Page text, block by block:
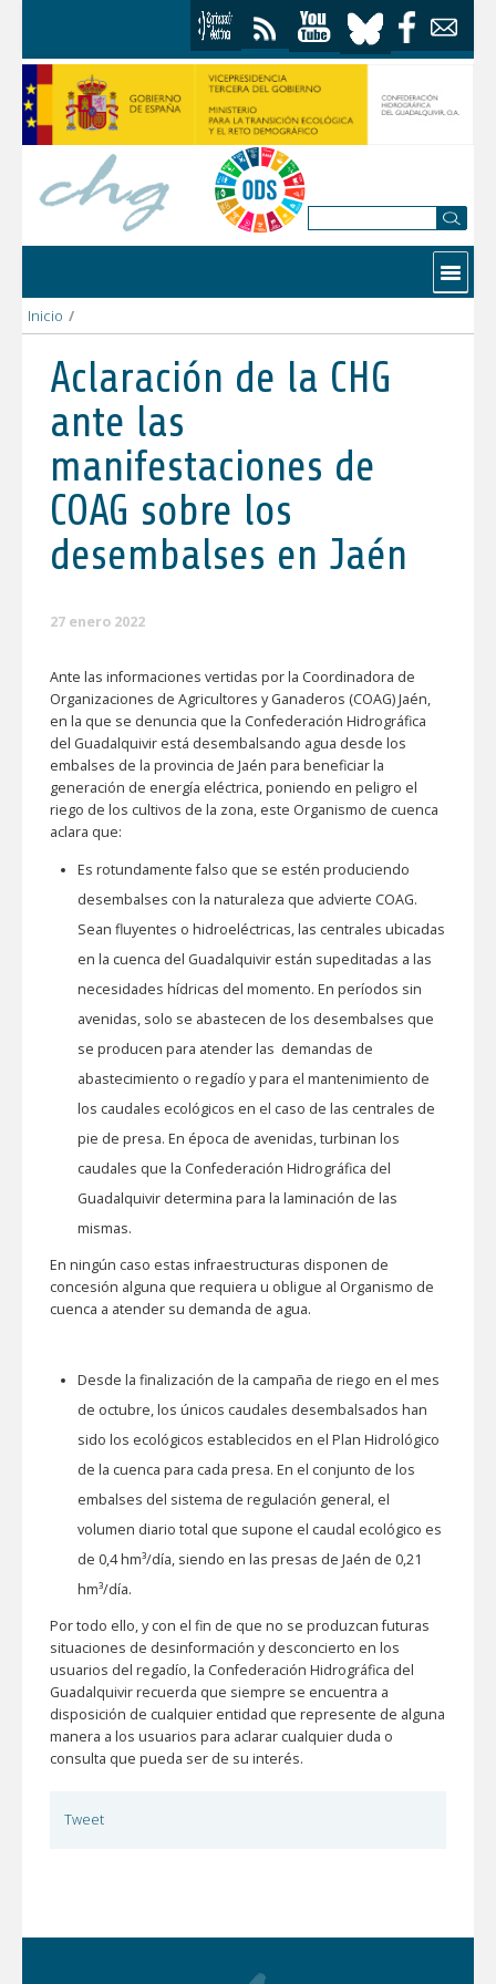
Contactar
Inicio /
Aclaración de la CHG
ante las
manifestaciones de
COAG sobre los
desembalses en Jaén
27 enero 2022
Ante las informaciones vertidas por la Coordinadora de
Organizaciones de Agricultores y Ganaderos (COAG) Jaén,
en la que se denuncia que la Confederación Hidrográfica
del Guadalquivir está desembalsando agua desde los
embalses de la provincia de Jaén para beneficiar la
generación de energía eléctrica, poniendo en peligro el
riego de los cultivos de la zona, este Organismo de cuenca
aclara que:
Es rotundamente falso que se estén produciendo
desembalses con la naturaleza que advierte COAG.
Sean fluyentes o hidroeléctricas, las centrales ubicadas
en la cuenca del Guadalquivir están supeditadas a las
necesidades hídricas del momento. En períodos sin
avenidas, solo se abastecen de los desembalses que
se producen para atender las demandas de
abastecimiento o regadío y para el mantenimiento de
los caudales ecológicos en el caso de las centrales de
pie de presa. En época de avenidas, turbinan los
caudales que la Confederación Hidrográfica del
Guadalquivir determina para la laminación de las
mismas.
En ningún caso estas infraestructuras disponen de
concesión alguna que requiera u obligue al Organismo de
cuenca a atender su demanda de agua.
Desde la finalización de la campaña de riego en el mes
de octubre, los únicos caudales desembalsados han
sido los ecológicos establecidos en el Plan Hidrológico
de la cuenca para cada presa. En el conjunto de los
embalses del sistema de regulación general, el
volumen diario total que supone el caudal ecológico es
de 0,4 hm³/día, siendo en las presas de Jaén de 0,21
hm³/día.
Por todo ello, y con el fin de que no se produzcan futuras
situaciones de desinformación y desconcierto en los
usuarios del regadío, la Confederación Hidrográfica del
Guadalquivir recuerda que siempre se encuentra a
disposición de cualquier entidad que represente de alguna
manera a los usuarios para aclarar cualquier duda o
consulta que pueda ser de su interés.
Tweet